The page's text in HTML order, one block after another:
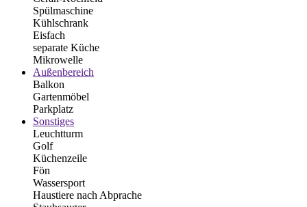
Spülmaschine
Kühlschrank
Eisfach
separate Küche
Mikrowelle
Außenbereich
Balkon
Gartenmöbel
Parkplatz
Sonstiges
Leuchtturm
Golf
Küchenzeile
Fön
Wassersport
Haustiere nach Abprache